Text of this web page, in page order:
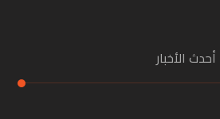
أحدث الأخبار